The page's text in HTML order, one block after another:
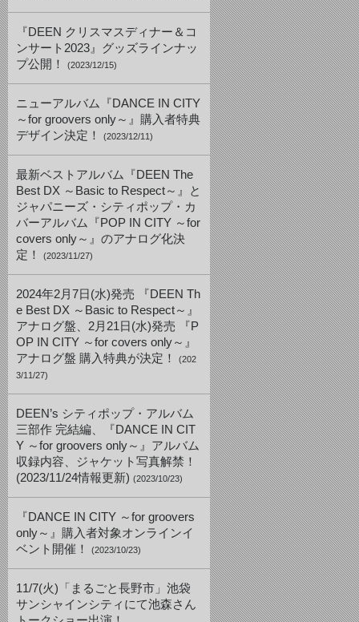
『DEEN クリスマスディナー＆コ
ンサート2023』グッズラインナッ
プ公開！
(2023/12/15)
ニューアルバム『DANCE IN CITY
～for groovers only～』購入者特典
デザイン決定！
(2023/12/11)
最新ベストアルバム『DEEN The
Best DX ～Basic to Respect～』と
ジャパニーズ・シティポップ・カ
バーアルバム『POP IN CITY ～for
covers only～』のアナログ化決
定！
(2023/11/27)
2024年2月7日(水)発売 『DEEN Th
e Best DX ～Basic to Respect～』
アナログ盤、2月21日(水)発売 『P
OP IN CITY ～for covers only～』
アナログ盤 購入特典が決定！
(202
3/11/27)
DEEN’s シティポップ・アルバム
三部作 完結編、『DANCE IN CIT
Y ～for groovers only～』アルバム
収録内容、ジャケット写真解禁！
(2023/11/24情報更新) (2023/10/23)
『DANCE IN CITY ～for groovers
only～』購入者対象オンラインイ
ベント開催！
(2023/10/23)
11/7(火)「まるごと長野市」池袋
サンシャインシティにて池森さん